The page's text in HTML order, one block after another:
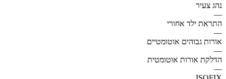
נהג צעיר
—
התראת ילד אחורי
—
אורות גבוהים אוטומטיים
—
הדלקת אורות אוטומטית
—